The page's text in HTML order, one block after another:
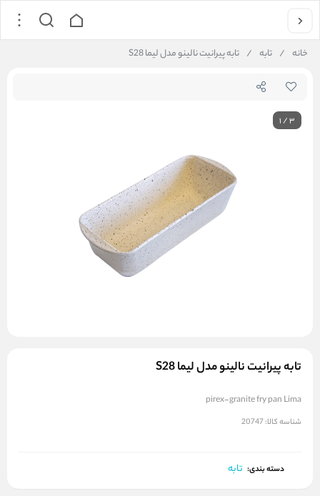
خانه / تابه / تابه پیرانیت نالینو مدل لیما S28
1/3
تابه پیرانیت نالینو مدل لیما S28
pirex-granite fry pan Lima
شناسه کالا: 20747
دسته بندی: تابه